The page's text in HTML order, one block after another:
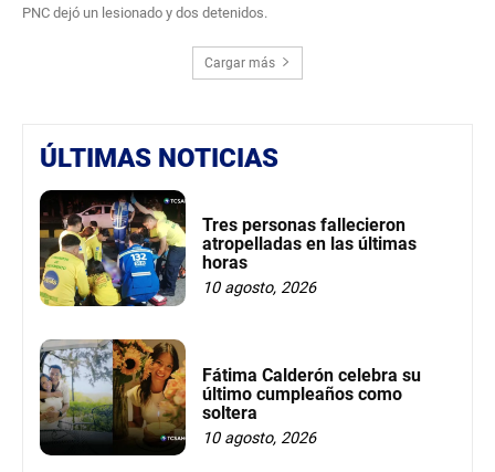
PNC dejó un lesionado y dos detenidos.
Cargar más
ÚLTIMAS NOTICIAS
Tres personas fallecieron
atropelladas en las últimas
horas
10 agosto, 2026
Fátima Calderón celebra su
último cumpleaños como
soltera
10 agosto, 2026